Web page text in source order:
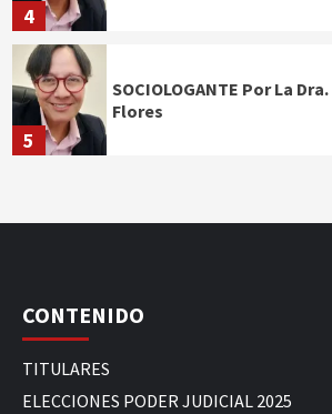
4
5
SOCIOLOGANTE Por La
Flores
CONTENIDO
TITULARES
ELECCIONES PODER JUDICIAL 2025